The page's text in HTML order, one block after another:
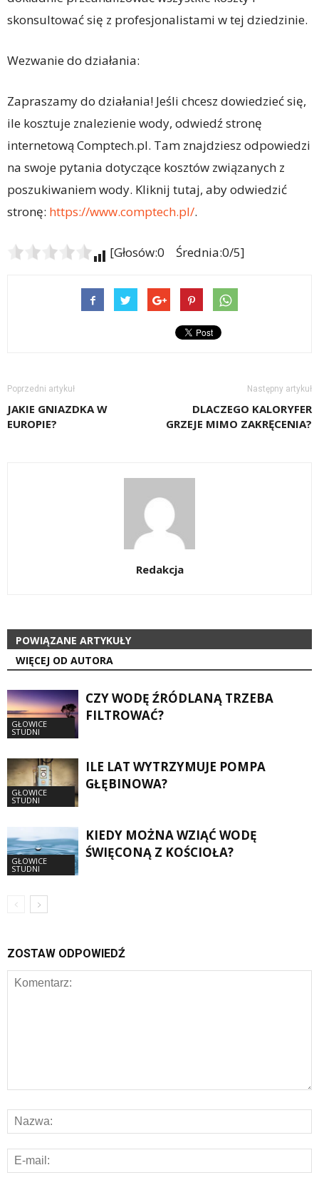
skonsultować się z profesjonalistami w tej dziedzinie.
Wezwanie do działania:
Zapraszamy do działania! Jeśli chcesz dowiedzieć się,
ile kosztuje znalezienie wody, odwiedź stronę
internetową Comptech.pl. Tam znajdziesz odpowiedzi
na swoje pytania dotyczące kosztów związanych z
poszukiwaniem wody. Kliknij tutaj, aby odwiedzić
stronę: https://www.comptech.pl/.
[Głosów:0 Średnia:0/5]
Poprzedni artykuł
JAKIE GNIAZDKA W
EUROPIE?
Następny artykuł
DLACZEGO KALORYFER
GRZEJE MIMO ZAKRĘCENIA?
Redakcja
POWIĄZANE ARTYKUŁY
WIĘCEJ OD AUTORA
GŁOWICE
STUDNI
CZY WODĘ ŹRÓDLANĄ TRZEBA
FILTROWAĆ?
GŁOWICE
STUDNI
ILE LAT WYTRZYMUJE POMPA
GŁĘBINOWA?
GŁOWICE
STUDNI
KIEDY MOŻNA WZIĄĆ WODĘ
ŚWIĘCONĄ Z KOŚCIOŁA?
ZOSTAW ODPOWIEDŹ